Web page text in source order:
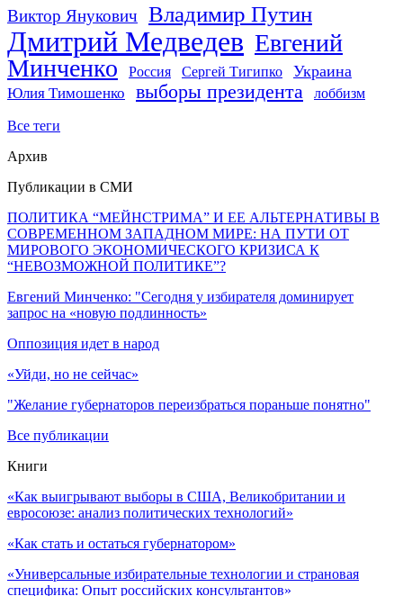
Виктор Янукович Владимир Путин
Дмитрий Медведев Евгений
Минченко
Россия Сергей Тигипко Украина
Юлия Тимошенко выборы президента лоббизм
Все теги
Архив
Публикации в СМИ
ПОЛИТИКА “МЕЙНСТРИМА” И ЕЕ АЛЬТЕРНАТИВЫ В
СОВРЕМЕННОМ ЗАПАДНОМ МИРЕ: НА ПУТИ ОТ
МИРОВОГО ЭКОНОМИЧЕСКОГО КРИЗИСА К
“НЕВОЗМОЖНОЙ ПОЛИТИКЕ”?
Евгений Минченко: "Сегодня у избирателя доминирует
запрос на «новую подлинность»
Оппозиция идет в народ
«Уйди, но не сейчас»
"Желание губернаторов переизбраться пораньше понятно"
Все публикации
Книги
«Как выигрывают выборы в США, Великобритании и
евросоюзе: анализ политических технологий»
«Как стать и остаться губернатором»
«Универсальные избирательные технологии и страновая
специфика: Опыт российских консультантов»